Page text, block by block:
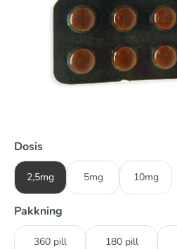
Dosis
2,5mg 5mg 10mg
Pakkning
360 pill 180 pill